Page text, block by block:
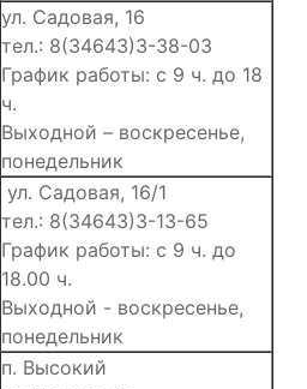
ул. Садовая, 16
тел.: 8(34643)3-38-03
График работы: с 9 ч. до 18
ч.
Выходной – воскресенье,
понедельник
ул. Садовая, 16/1
тел.: 8(34643)3-13-65
График работы: с 9 ч. до
18.00 ч.
Выходной - воскресенье,
понедельник
п. Высокий